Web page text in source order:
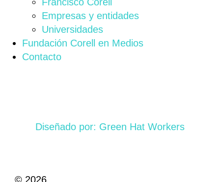
Empresas y entidades
Universidades
Fundación Corell en Medios
Contacto
© 2026
Diseñado por: Green Hat Workers